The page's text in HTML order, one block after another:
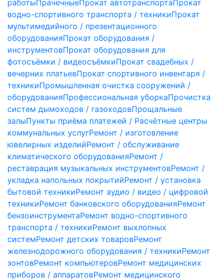
работыПрачечныеПрокат автотранспортаПрокат
водно-спортивного транспорта / техникиПрокат
мультимедийного / презентационного
оборудованияПрокат оборудования /
инструментовПрокат оборудования для
фотосъёмки / видеосъёмкиПрокат свадебных /
вечерних платьевПрокат спортивного инвентаря /
техникиПромышленная очистка сооружений /
оборудованияПрофессиональная уборкаПрочистка
систем дымоходов / газоходовПрощальные
залыПункты приёма платежей / Расчётные центры
коммунальных услугРемонт / изготовление
ювелирных изделийРемонт / обслуживание
климатического оборудованияРемонт /
реставрация музыкальных инструментовРемонт /
укладка напольных покрытийРемонт / установка
бытовой техникиРемонт аудио / видео / цифровой
техникиРемонт банковского оборудованияРемонт
бензоинструментаРемонт водно-спортивного
транспорта / техникиРемонт выхлопных
системРемонт детских товаровРемонт
железнодорожного оборудования / техникиРемонт
зонтовРемонт компьютеровРемонт медицинских
приборов / аппаратовРемонт медицинского